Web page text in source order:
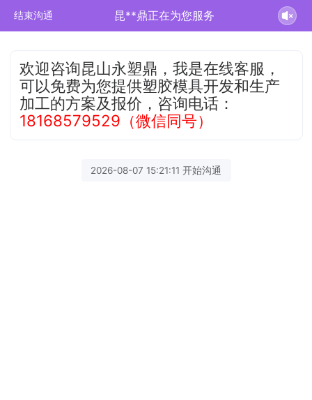
结束沟通 昆**鼎正在为您服务
欢迎咨询昆山永塑鼎，我是在线客服，
可以免费为您提供塑胶模具开发和生产
加工的方案及报价，咨询电话：
18168579529（微信同号）
2026-08-07 15:21:11 开始沟通